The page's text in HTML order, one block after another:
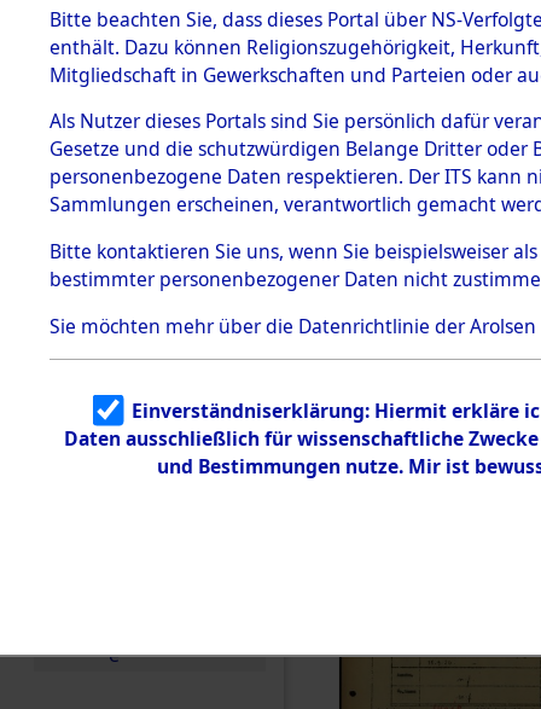
BESTÄNDE
1.
mente
5. Verschiedenes
5.3
Todesmärsche
5.3.1 Alliierte
Erhebungen
zu
Todesmärsch
en
5.3.2
Identifizierun
g
5.3.3
Todesmärsch
e
Dead -
Branch -
Bitte beachten Sie, dass dieses Portal über NS-
enthält. Dazu können Religionszugehörigkeit,
Mitgliedschaft in Gewerkschaften und Parteien oder
Als Nutzer dieses Portals sind Sie persönlich dafür
Gesetze und die schutzwürdigen Belange Dritter
personenbezogene Daten respektieren. Der ITS
Sammlungen erscheinen, verantwortlich gemacht
Bitte kontaktieren Sie uns, wenn Sie beispielsweiser
bestimmter personenbezogener Daten nicht
Sie möchten mehr über die Datenrichtlinie der Arolsen
Einverständniserklärung: Hiermit erkläre
Daten ausschließlich für wissenschaftliche
und Bestimmungen nutze. Mir ist